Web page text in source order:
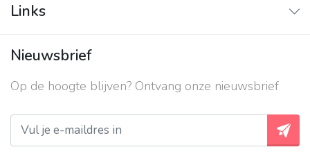
Vraag & Antwoord
Links
Contact
Over ons
Privacy beleid
Nieuwsbrief
Op de hoogte blijven? Ontvang onze nieuwsbrief